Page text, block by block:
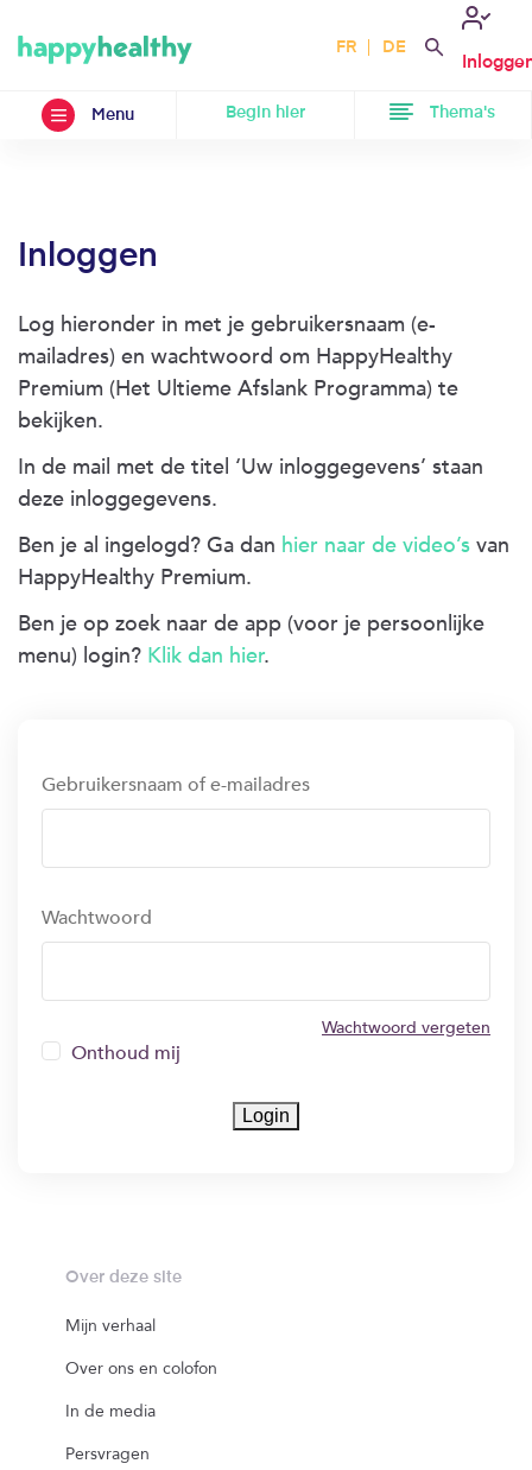
FR DE
Menu Begin hier Thema's
Inloggen
Log hieronder in met je gebruikersnaam (e-
mailadres) en wachtwoord om HappyHealthy
Premium (Het Ultieme Afslank Programma) te
bekijken.
In de mail met de titel ‘Uw inloggegevens’ staan
deze inloggegevens.
Ben je al ingelogd? Ga dan hier naar de video’s van
HappyHealthy Premium.
Ben je op zoek naar de app (voor je persoonlijke
menu) login? Klik dan hier.
Gebruikersnaam of e-mailadres
Wachtwoord
Onthoud mij
Login
Wachtwoord vergeten
Over deze site
Mijn verhaal
Over ons en colofon
In de media
Persvragen